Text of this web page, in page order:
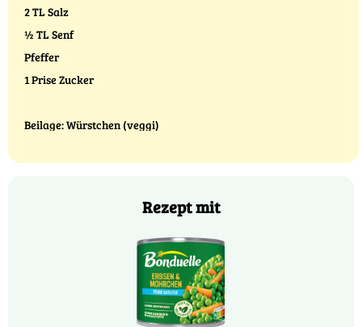
2 TL Salz
½ TL Senf
Pfeffer
1 Prise Zucker
Beilage: Würstchen (veggi)
Rezept mit